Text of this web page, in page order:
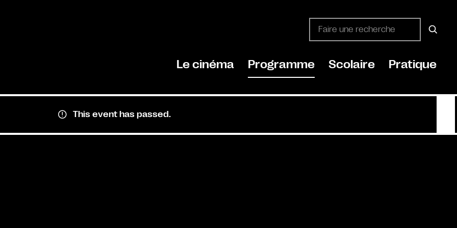
Le cinéma Programme Scolaire Pratique
This event has passed.